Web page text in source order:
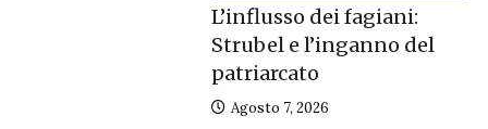
L’influsso dei fagiani:
Strubel e l’inganno del
patriarcato
Agosto 7, 2026